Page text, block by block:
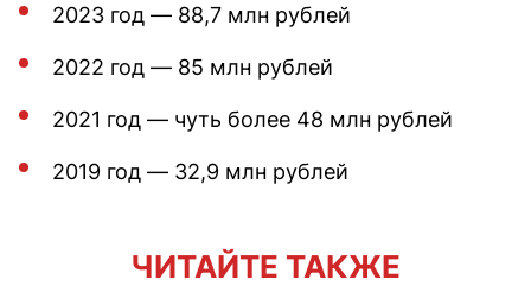
2023 год — 88,7 млн рублей
2022 год — 85 млн рублей
2021 год — чуть более 48 млн рублей
2019 год — 32,9 млн рублей
ЧИТАЙТЕ ТАКЖЕ